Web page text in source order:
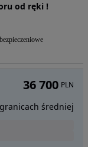
od ręki !
36 700 PLN
średniej